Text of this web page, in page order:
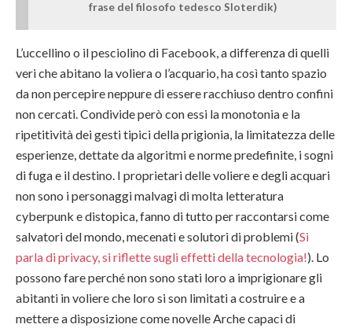
frase del filosofo tedesco Sloterdik)
L’uccellino o il pesciolino di Facebook, a differenza di quelli
veri che abitano la voliera o l’acquario, ha così tanto spazio
da non percepire neppure di essere racchiuso dentro confini
non cercati. Condivide però con essi la monotonia e la
ripetitività dei gesti tipici della prigionia, la limitatezza delle
esperienze, dettate da algoritmi e norme predefinite, i sogni
di fuga e il destino. I proprietari delle voliere e degli acquari
non sono i personaggi malvagi di molta letteratura
cyberpunk e distopica, fanno di tutto per raccontarsi come
salvatori del mondo, mecenati e solutori di problemi (Si
parla di privacy, si riflette sugli effetti della tecnologia!). Lo
possono fare perché non sono stati loro a imprigionare gli
abitanti in voliere che loro si son limitati a costruire e a
mettere a disposizione come novelle Arche capaci di